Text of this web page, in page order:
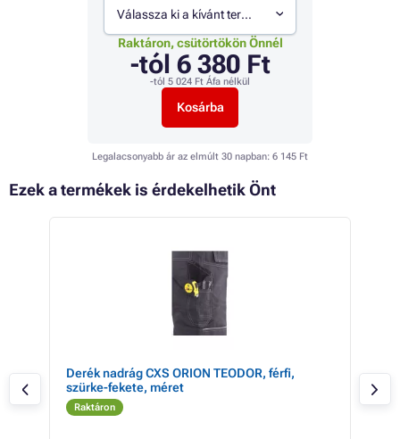
Válassza ki a kívánt termékváltozatot
Raktáron, csütörtökön Önnél
-tól 6 380 Ft
-tól 5 024 Ft Áfa nélkül
Kosárba
Legalacsonyabb ár az elmúlt 30 napban: 6 145 Ft
Ezek a termékek is érdekelhetik Önt
Derék nadrág CXS ORION TEODOR, férfi,
szürke-fekete, méret
Raktáron